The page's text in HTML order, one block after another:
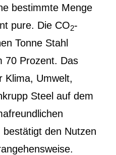
bestimmte Menge
pure. Die CO2-
Tonne Stahl
70 Prozent. Das
Klima, Umwelt,
Steel auf dem
den Nutzen